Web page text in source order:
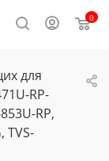
0
для
RP-
RP,
TVS-